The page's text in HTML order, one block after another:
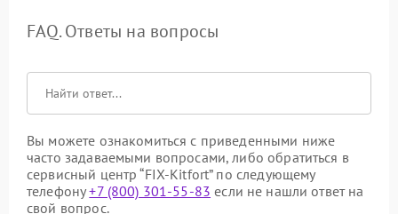
FAQ. Ответы на вопросы
Вы можете ознакомиться с приведенными ниже
часто задаваемыми вопросами, либо обратиться в
сервисный центр “FIX-Kitfort” по следующему
телефону+7 (800) 301-55-83 если не нашли ответ на
свой вопрос.